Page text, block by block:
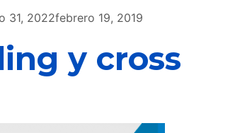
31, 2022febrero 19, 2019
y cross